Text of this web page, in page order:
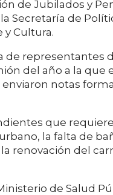
de Jubilados y
Secretaría de
y Cultura.
de representantes
del año a la que
notas
que
la falta de
renovación del
de Salud